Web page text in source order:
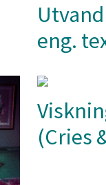
eng.
(Cries